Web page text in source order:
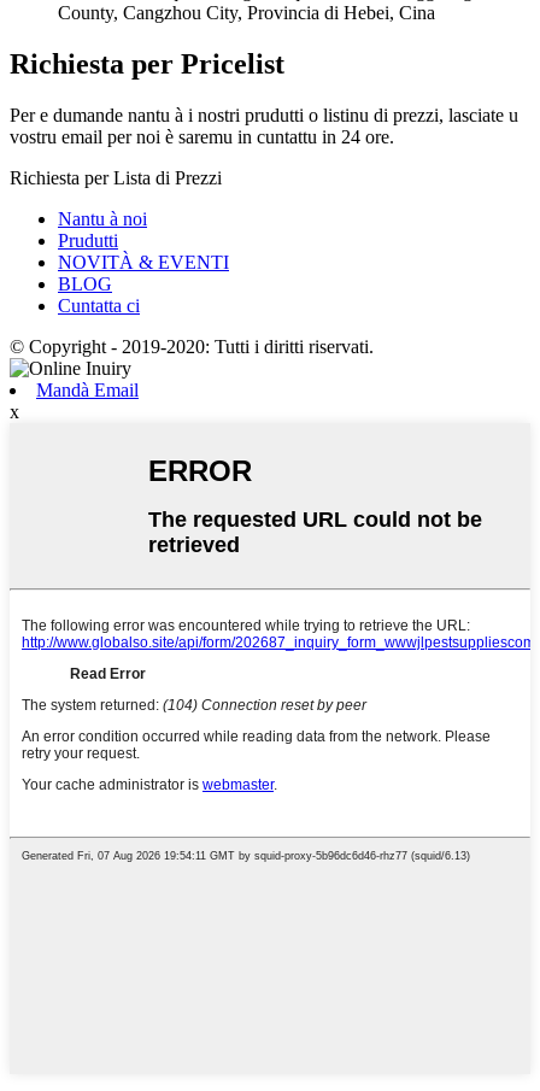
County, Cangzhou City, Provincia di Hebei, Cina
Richiesta per Pricelist
Per e dumande nantu à i nostri prudutti o listinu di prezzi, lasciate u
vostru email per noi è saremu in cuntattu in 24 ore.
Richiesta per Lista di Prezzi
Nantu à noi
Prudutti
NOVITÀ & EVENTI
BLOG
Cuntatta ci
© Copyright - 2019-2020: Tutti i diritti riservati.
Mandà Email
x